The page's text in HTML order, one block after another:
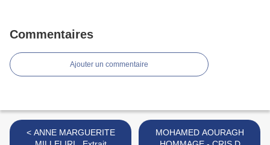
Commentaires
Ajouter un commentaire
< ANNE MARGUERITE
MOHAMED AOURAGH